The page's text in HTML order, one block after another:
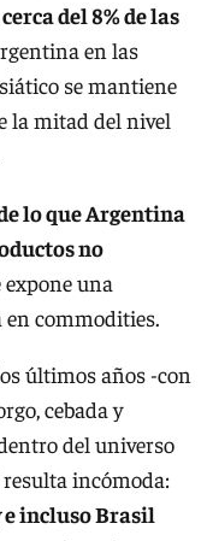
del 8% de las
en las
se mantiene
la mitad del nivel
lo que Argentina
no
expone una
commodities.
últimos años -con
cebada y
del universo
incómoda:
e incluso Brasil